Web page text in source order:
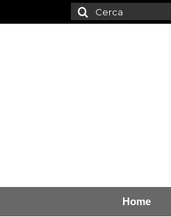
Cerca:
Home